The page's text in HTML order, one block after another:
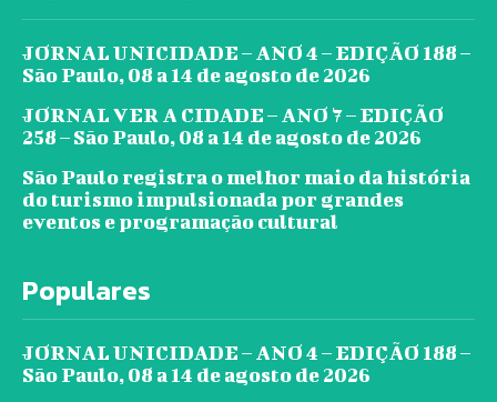
JORNAL UNICIDADE – ANO 4 – EDIÇÃO 188 –
São Paulo, 08 a 14 de agosto de 2026
JORNAL VER A CIDADE – ANO 7 – EDIÇÃO
258 – São Paulo, 08 a 14 de agosto de 2026
São Paulo registra o melhor maio da história
do turismo impulsionada por grandes
eventos e programação cultural
Populares
JORNAL UNICIDADE – ANO 4 – EDIÇÃO 188 –
São Paulo, 08 a 14 de agosto de 2026